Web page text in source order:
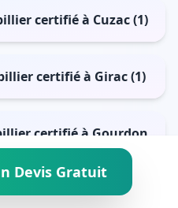
Devis Gratuit
certifié à Cuzac (1)
certifié à Girac (1)
certifié à Gourdon